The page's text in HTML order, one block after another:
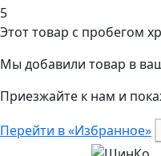
5
Этот товар с пробегом
Мы добавили товар в
Приезжайте к нам и
Перейти в «Избранное»